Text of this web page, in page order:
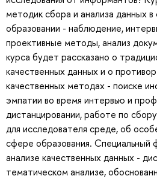
методик сбора и анализа данных в
образовании - наблюдение,
проективные методы, анализ
курса будет рассказано о
качественных данных и о
качественных методах - поиске
эмпатии во время интервью и
дистанцировании, работе по
для исследователя среде, об
сфере образования. Специальный
анализе качественных данных -
тематическом анализе,